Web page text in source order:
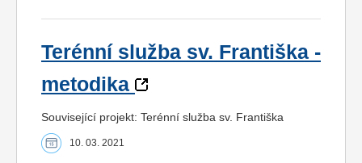
Terénní služba sv. Františka -
metodika
Související projekt: Terénní služba sv. Františka
10. 03. 2021